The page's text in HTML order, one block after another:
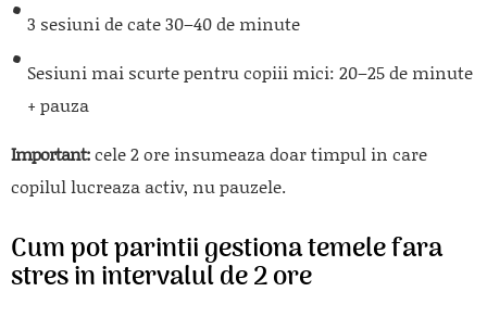
3 sesiuni de cate 30–40 de minute
Sesiuni mai scurte pentru copiii mici: 20–25 de minute
+ pauza
Important:cele 2 ore insumeaza doar timpul in care
copilul lucreaza activ, nu pauzele.
Cum pot parintii gestiona temele fara
stres in intervalul de 2 ore